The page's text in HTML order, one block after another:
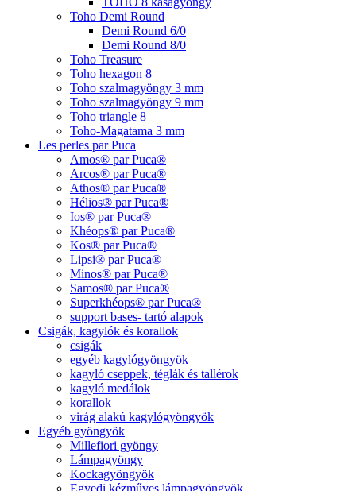
Toho Demi Round
Demi Round 6/0
Demi Round 8/0
Toho Treasure
Toho hexagon 8
Toho szalmagyöngy 3 mm
Toho szalmagyöngy 9 mm
Toho triangle 8
Toho-Magatama 3 mm
Les perles par Puca
Amos® par Puca®
Arcos® par Puca®
Athos® par Puca®
Hélios® par Puca®
Ios® par Puca®
Khéops® par Puca®
Kos® par Puca®
Lipsi® par Puca®
Minos® par Puca®
Samos® par Puca®
Superkhéops® par Puca®
support bases- tartó alapok
Csigák, kagylók és korallok
csigák
egyéb kagylógyöngyök
kagyló cseppek, téglák és tallérok
kagyló medálok
korallok
virág alakú kagylógyöngyök
Egyéb gyöngyök
Millefiori gyöngy
Lámpagyöngy
Kockagyöngyök